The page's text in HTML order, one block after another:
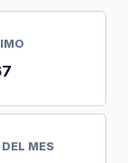
MES